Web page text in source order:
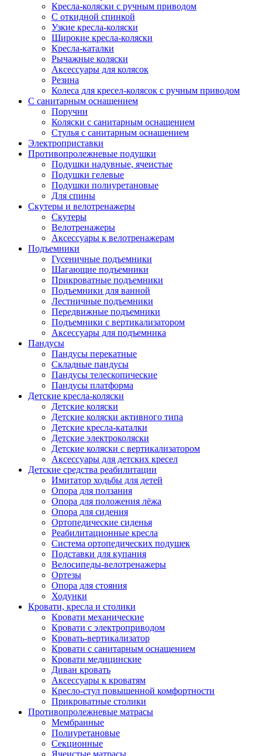
Кресла-коляски с ручным приводом
С откидной спинкой
Узкие кресла-коляски
Широкие кресла-коляски
Кресла-каталки
Рычажные коляски
Аксессуары для колясок
Резина
Колеса для кресел-колясок с ручным приводом
С санитарным оснащением
Поручни
Коляски с санитарным оснащением
Стулья с санитарным оснащением
Электроприставки
Противопролежневые подушки
Подушки надувные, ячеистые
Подушки гелевые
Подушки полиуретановые
Для спины
Скутеры и велотренажеры
Скутеры
Велотренажеры
Аксессуары к велотренажерам
Подъемники
Гусеничные подъемники
Шагающие подъемники
Прикроватные подъемники
Подъемники для ванной
Лестничные подъемники
Передвижные подъемники
Подъемники с вертикализатором
Аксессуары для подъемника
Пандусы
Пандусы перекатные
Складные пандусы
Пандусы телескопические
Пандусы платформа
Детские кресла-коляски
Детские коляски
Детские коляски активного типа
Детские кресла-каталки
Детские электроколяски
Детские коляски с вертикализатором
Аксессуары для детских кресел
Детские средства реабилитации
Имитатор ходьбы для детей
Опора для ползания
Опора для положения лёжа
Опора для сидения
Ортопедические сиденья
Реабилитационные кресла
Система ортопедических подушек
Подставки для купания
Велосипеды-велотренажеры
Ортезы
Опора для стояния
Ходунки
Кровати, кресла и столики
Кровати механические
Кровати с электроприводом
Кровать-вертикализатор
Кровати с санитарным оснащением
Кровати медицинские
Диван кровать
Аксессуары к кроватям
Кресло-стул повышенной комфортности
Прикроватные столики
Противопролежневые матрасы
Мембранные
Полиуретановые
Секционные
Ячеистые матрасы